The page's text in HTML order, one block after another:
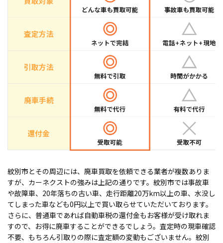
紋別市とその周辺には、廃車買取を依頼できる業者が複数ありま
すが、カーネクストの強みは上記の通りです。紋別市では事故車
や故障車、20年落ちの古い車、走行距離20万km以上の車、水没し
てしまった車なども0円以上で買い取らせていただいております。
さらに、普通車であれば自動車税の還付金もお客様が受け取れま
すので、お得に廃車することができるでしょう。査定時の現車確認
不要、もちろん引取りの際に査定額の変動もございません。紋別